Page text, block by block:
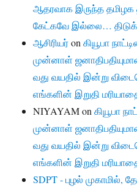
ஆதரவாக இருந்த
கேட்கவே இல்லை…
ஆசிரியர்onகியூபா
முன்னாள்
வது வயதில் இன்று
எங்களின் இறுதி
NIYAYAMonகியூபா
முன்னாள்
வது வயதில் இன்று
எங்களின் இறுதி
SDPT - புழல் முகாமில்,